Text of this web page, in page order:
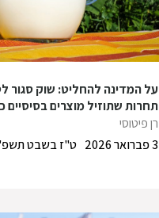
על המדינה להחליט: שוק סגור
תחרות שתוזיל מוצרים בסיסיים
רן פיטוסי
ט"ז בשבט
3 פברואר 2026